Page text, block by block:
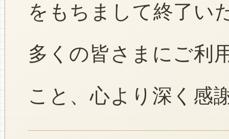
をもちまして終了い
多くの皆さまにご利
こと、心より深く感